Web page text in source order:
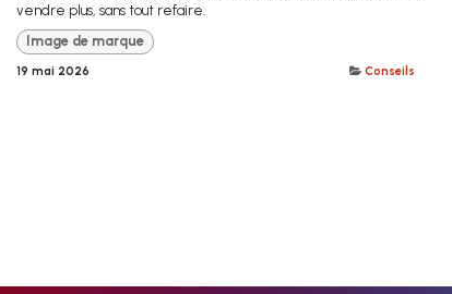
vendre plus, sans tout refaire.
Image de marque
19 mai 2026 Conseils